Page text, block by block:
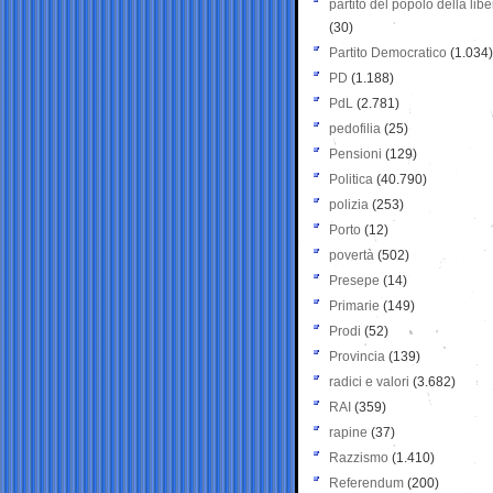
partito del popolo della
(30)
Partito Democratico (1.034)
PD (1.188)
PdL (2.781)
pedofilia (25)
Pensioni (129)
Politica (40.790)
polizia (253)
Porto (12)
povertà (502)
Presepe (14)
Primarie (149)
Prodi (52)
Provincia (139)
radici e valori (3.682)
RAI (359)
rapine (37)
Razzismo (1.410)
Referendum (200)